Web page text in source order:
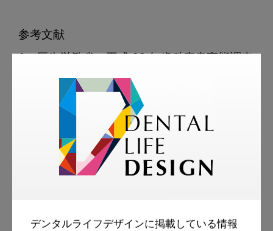
デンタルライフデザインに掲載している情報
参考文献
https://www.mhlw.go.jp/toukei/list/62-
28.html)2020年7月28日アクセス
2．厚生労働省．平成30年我が国の人口動態
https://www.mhlw.go.jp/toukei/list/dl/81-
1a2.pdf